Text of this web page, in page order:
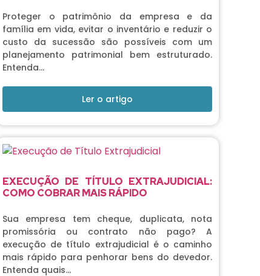
Proteger o patrimônio da empresa e da
família em vida, evitar o inventário e reduzir o
custo da sucessão são possíveis com um
planejamento patrimonial bem estruturado.
Entenda…
Ler o artigo
EXECUÇÃO DE TÍTULO EXTRAJUDICIAL:
COMO COBRAR MAIS RÁPIDO
Sua empresa tem cheque, duplicata, nota
promissória ou contrato não pago? A
execução de título extrajudicial é o caminho
mais rápido para penhorar bens do devedor.
Entenda quais…